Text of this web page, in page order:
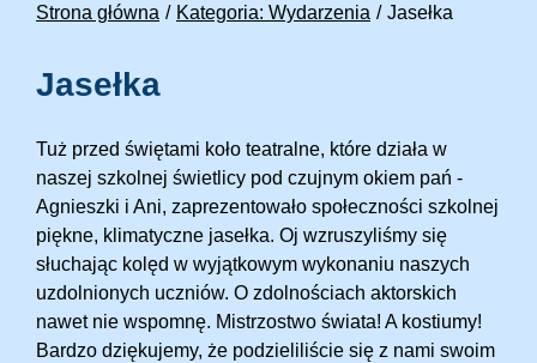
Strona główna Kategoria: Wydarzenia Jasełka
Jasełka
Tuż przed świętami koło teatralne, które działa w
naszej szkolnej świetlicy pod czujnym okiem pań -
Agnieszki i Ani, zaprezentowało społeczności szkolnej
piękne, klimatyczne jasełka. Oj wzruszyliśmy się
słuchając kolęd w wyjątkowym wykonaniu naszych
uzdolnionych uczniów. O zdolnościach aktorskich
nawet nie wspomnę. Mistrzostwo świata! A kostiumy!
Bardzo dziękujemy, że podzieliliście się z nami swoim